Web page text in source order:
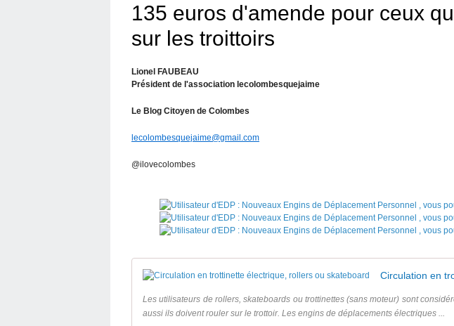
135 euros d'amende pour ceux
sur les troittoirs
Lionel FAUBEAU
Président de l'association lecolombesquejaime
Le Blog Citoyen de Colombes
lecolombesquejaime@gmail.com
@ilovecolombes
Les utilisateurs de rollers, skateboards ou trottinettes (sans moteur) sont
aussi ils doivent rouler sur le trottoir. Les engins de déplacements électriques ...